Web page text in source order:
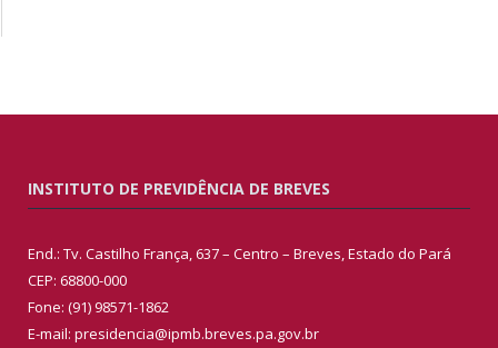
INSTITUTO DE PREVIDÊNCIA DE BREVES
End.: Tv. Castilho França, 637 – Centro – Breves, Estado do Pará
CEP: 68800-000
Fone: (91) 98571-1862
E-mail: presidencia@ipmb.breves.pa.gov.br